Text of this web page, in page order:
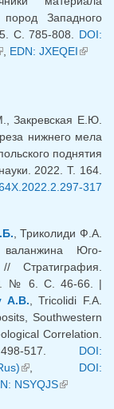
пород Западного
С. 785-808. DOI:
is external)
, EDN: JXEQEI(link
Закревская Е.Ю.
нижнего мела
поднятия
2022. Т. 164.
317
, Триколиди Ф.А.
Юго-
Стратиграфия.
№ 6. С. 46-66. |
A.B. , Tricolidi F.A.
Southwestern
Correlation.
517. DOI:
(link is external)
DOI:
external)
NSYQJS(link is